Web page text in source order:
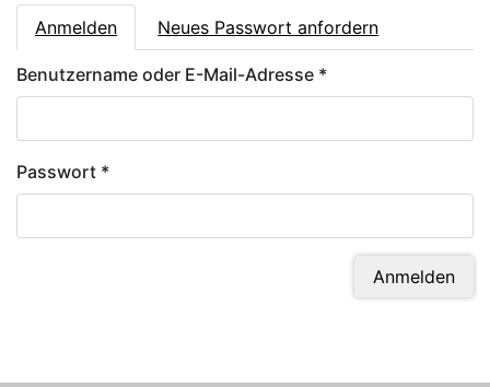
Haupt-Reiter
Anmelden(aktiver Reiter)
Neues Passwort anfordern
Benutzername oder E-Mail-Adresse *
Passwort *
Anmelden